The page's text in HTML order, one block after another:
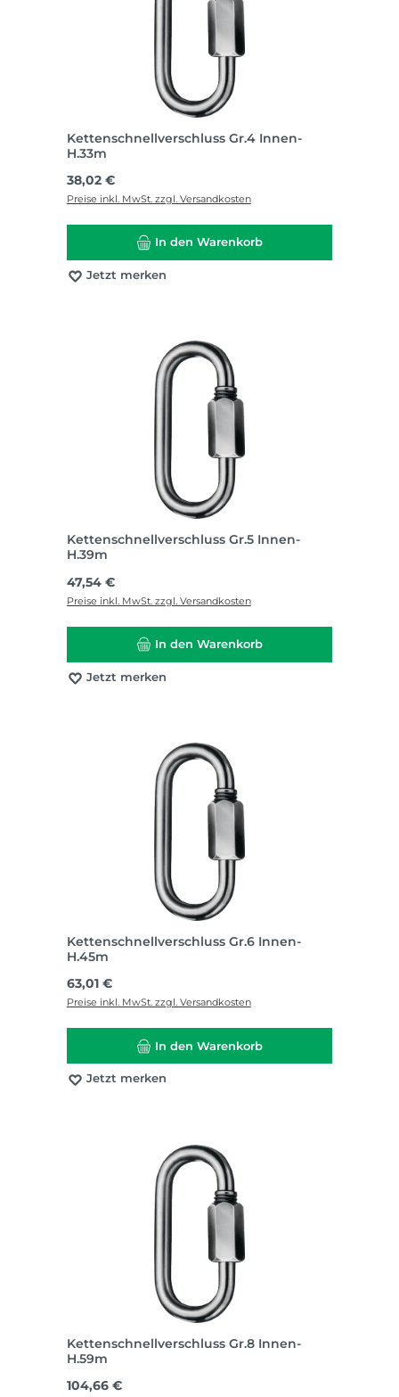
Kettenschnellverschluss Gr.4 Innen-
H.33m
Regulärer Preis:
38,02 €
Preise inkl. MwSt. zzgl. Versandkosten
In den Warenkorb
Jetzt merken
Kettenschnellverschluss Gr.5 Innen-
H.39m
Regulärer Preis:
47,54 €
Preise inkl. MwSt. zzgl. Versandkosten
In den Warenkorb
Jetzt merken
Kettenschnellverschluss Gr.6 Innen-
H.45m
Regulärer Preis:
63,01 €
Preise inkl. MwSt. zzgl. Versandkosten
In den Warenkorb
Jetzt merken
Kettenschnellverschluss Gr.8 Innen-
H.59m
Regulärer Preis:
104,66 €